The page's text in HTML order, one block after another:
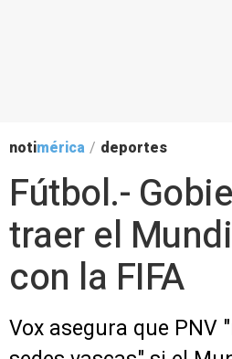
notimérica / deportes
Fútbol.-
traer el
con la FIFA
Vox asegura que PNV